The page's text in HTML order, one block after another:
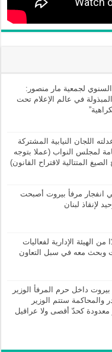
لجمعية مار منصور:
في عالم الإعلام تحت
اللجان النيابية المشتركة
لمجلس النواب (عملا بتوجه
الصيغ المتتالية لاقتراح القانون)
انفجار مرفأ بيروت أصبحت
لإنقاذ لبنان
الهيئة الإدارية لفعاليات
وبحث معه في سبل التعاون
داخل حرم المرفأ الوزير
والمحاكمة ستتم الوزير
كحدّ أقصى ولا عراقيل